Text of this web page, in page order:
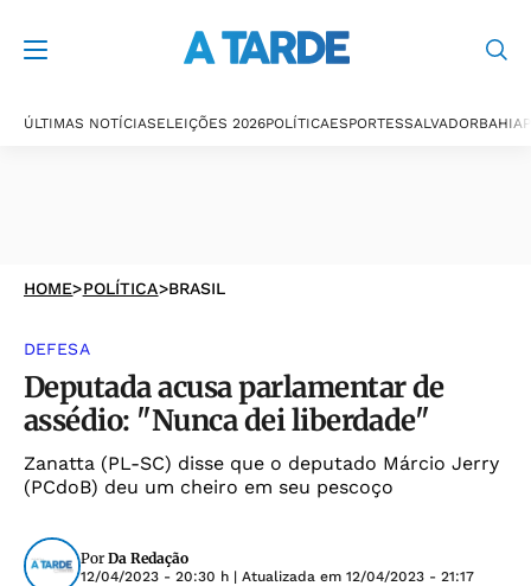
ÚLTIMAS NOTÍCIASELEIÇÕES 2026POLÍTICAESPORTESSALVADORBAHIA
HOME>POLÍTICA>BRASIL
DEFESA
Deputada acusa parlamentar de
assédio: "Nunca dei liberdade"
Zanatta (PL-SC) disse que o deputado Márcio Jerry
(PCdoB) deu um cheiro em seu pescoço
Por Da Redação
12/04/2023 - 20:30 h | Atualizada em 12/04/2023 - 21:17